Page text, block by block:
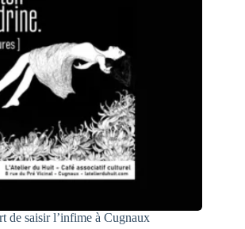
de saisir l’infime à Cugnaux